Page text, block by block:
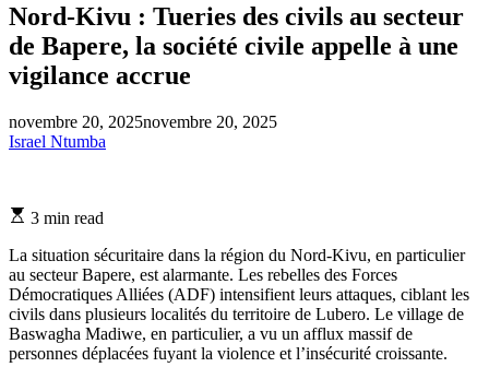
Nord-Kivu : Tueries des civils au secteur
de Bapere, la société civile appelle à une
vigilance accrue
novembre 20, 2025novembre 20, 2025
Israel Ntumba
Estimated
time
3 min read
La situation sécuritaire dans la région du Nord-Kivu, en particulier
au secteur Bapere, est alarmante. Les rebelles des Forces
Démocratiques Alliées (ADF) intensifient leurs attaques, ciblant les
civils dans plusieurs localités du territoire de Lubero. Le village de
Baswagha Madiwe, en particulier, a vu un afflux massif de
personnes déplacées fuyant la violence et l’insécurité croissante.